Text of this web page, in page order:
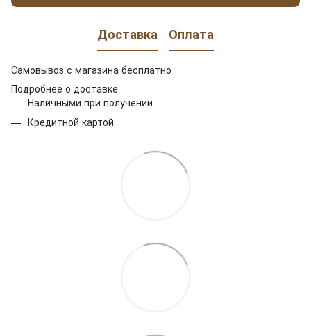
Доставка Оплата
Самовывоз с магазина бесплатно
Подробнее о доставке
Наличными при получении
Кредитной картой